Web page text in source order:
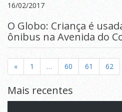
16/02/2017
O Globo: Criança é
ônibus na Avenida do
« 1 … 60 61 62
Mais recentes